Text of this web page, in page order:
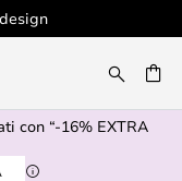
con “-16% EXTRA